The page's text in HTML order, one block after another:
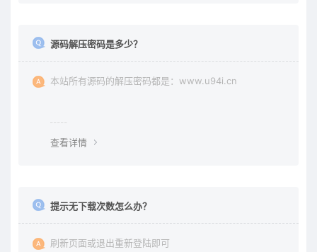
源码解压密码是多少？
本站所有源码的解压密码都是：www.u94i.cn
查看详情
提示无下载次数怎么办？
刷新页面或退出重新登陆即可